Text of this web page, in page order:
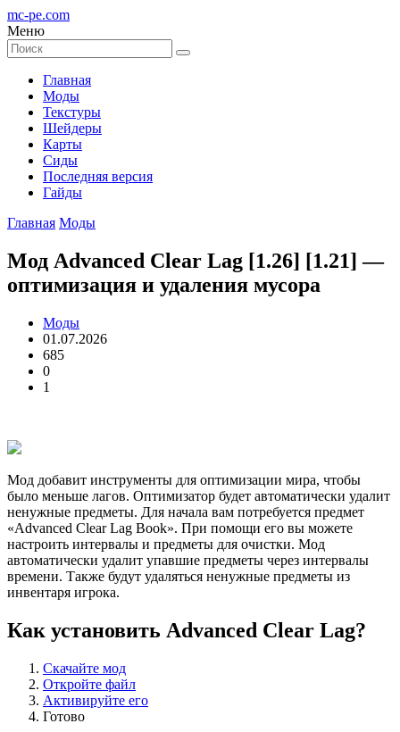
mc-pe.com
Меню
Главная
Моды
Текстуры
Шейдеры
Карты
Сиды
Последняя версия
Гайды
Главная Моды
Мод Advanced Clear Lag [1.26] [1.21] —
оптимизация и удаления мусора
Моды
01.07.2026
685
0
1
Мод добавит инструменты для оптимизации мира, чтобы
было меньше лагов. Оптимизатор будет автоматически удалит
ненужные предметы. Для начала вам потребуется предмет
«Advanced Clear Lag Book». При помощи его вы можете
настроить интервалы и предметы для очистки. Мод
автоматически удалит упавшие предметы через интервалы
времени. Также будут удаляться ненужные предметы из
инвентаря игрока.
Как установить Advanced Clear Lag?
Скачайте мод
Откройте файл
Активируйте его
Готово